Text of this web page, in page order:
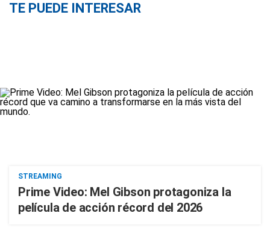
TE PUEDE INTERESAR
STREAMING
Prime Video: Mel Gibson protagoniza la
película de acción récord del 2026